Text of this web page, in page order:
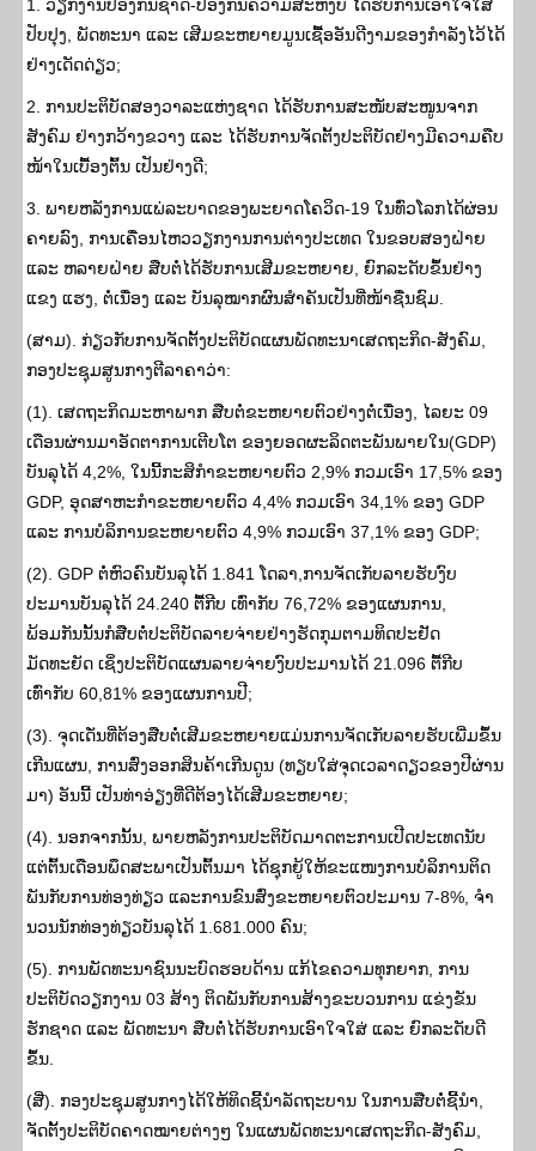
1. ວຽກງານປ້ອງກັນຊາດ-ປ້ອງກັນຄວາມສະຫງົບ ໄດ້ຮັບການເອົາໃຈໃສ່
ປັບປຸງ, ພັດທະນາ ແລະ ເສີມຂະຫຍາຍມູນເຊື້ອອັນດີງາມຂອງກໍາລັງໄວ້ໄດ້
ຢ່າງເດັດດ່ຽວ;
2. ການປະຕິບັດສອງວາລະແຫ່ງຊາດ ໄດ້ຮັບການສະໜັບສະໜູນຈາກ
ສັງຄົມ ຢ່າງກວ້າງຂວາງ ແລະ ໄດ້ຮັບການຈັດຕັ້ງປະຕິບັດຢ່າງມີຄວາມຄືບ
ໜ້າໃນເບື້ອງຕົ້ນ ເປັນຢ່າງດີ;
3. ພາຍຫລັງການແພ່ລະບາດຂອງພະຍາດໂຄວິດ-19 ໃນທົ່ວໂລກໄດ້ຜ່ອນ
ຄາຍລົງ, ການເຄື່ອນໄຫວວຽກງານການຕ່າງປະເທດ ໃນຂອບສອງຝ່າຍ
ແລະ ຫລາຍຝ່າຍ ສືບຕໍ່ໄດ້ຮັບການເສີມຂະຫຍາຍ, ຍົກລະດັບຂຶ້ນຢ່າງ
ແຂງ ແຮງ, ຕໍ່ເນື່ອງ ແລະ ບັນລຸໝາກຜົນສໍາຄັນເປັນທີ່ໜ້າຊື່ນຊົມ.
(ສາມ). ກ່ຽວກັບການຈັດຕັ້ງປະຕິບັດແຜນພັດທະນາເສດຖະກິດ-ສັງຄົມ,
ກອງປະຊຸມສູນກາງຕີລາຄາວ່າ:
(1). ເສດຖະກິດມະຫາພາກ ສືບຕໍ່ຂະຫຍາຍຕົວຢ່າງຕໍ່ເນື່ອງ, ໄລຍະ 09
ເດືອນຜ່ານມາອັດຕາການເຕີບໂຕ ຂອງຍອດຜະລິດຕະພັນພາຍໃນ(GDP)
ບັນລຸໄດ້ 4,2%, ໃນນີ້ກະສິກໍາຂະຫຍາຍຕົວ 2,9% ກວມເອົາ 17,5% ຂອງ
GDP, ອຸດສາຫະກໍາຂະຫຍາຍຕົວ 4,4% ກວມເອົາ 34,1% ຂອງ GDP
ແລະ ການບໍລິການຂະຫຍາຍຕົວ 4,9% ກວມເອົາ 37,1% ຂອງ GDP;
(2). GDP ຕໍ່ຫົວຄົນບັນລຸໄດ້ 1.841 ໂດລາ,ການຈັດເກັບລາຍຮັບງົບ
ປະມານບັນລຸໄດ້ 24.240 ຕື້ກີບ ເທົ່າກັບ 76,72% ຂອງແຜນການ,
ພ້ອມກັນນັ້ນກໍສືບຕໍ່ປະຕິບັດລາຍຈ່າຍຢ່າງຮັດກຸມຕາມທິດປະຢັດ
ມັດທະຍັດ ເຊິ່ງປະຕິບັດແຜນລາຍຈ່າຍງົບປະມານໄດ້ 21.096 ຕື້ກີບ
ເທົ່າກັບ 60,81% ຂອງແຜນການປີ;
(3). ຈຸດເດັ່ນທີ່ຕ້ອງສືບຕໍ່ເສີມຂະຫຍາຍແມ່ນການຈັດເກັບລາຍຮັບເພີ່ມຂຶ້ນ
ເກີນແຜນ, ການສົ່ງອອກສິນຄ້າເກີນດູນ (ທຽບໃສ່ຈຸດເວລາດຽວຂອງປີຜ່ານ
ມາ) ອັນນີ້ ເປັນທ່າອ່ຽງທີ່ດີຕ້ອງໄດ້ເສີມຂະຫຍາຍ;
(4). ນອກຈາກນັ້ນ, ພາຍຫລັງການປະຕິບັດມາດຕະການເປີດປະເທດນັບ
ແຕ່ຕົ້ນເດືອນພຶດສະພາເປັນຕົ້ນມາ ໄດ້ຊຸກຍູ້ໃຫ້ຂະແໜງການບໍລິການຕິດ
ພັນກັບການທ່ອງທ່ຽວ ແລະການຂົນສົ່ງຂະຫຍາຍຕົວປະມານ 7-8%, ຈໍາ
ນວນນັກທ່ອງທ່ຽວບັນລຸໄດ້ 1.681.000 ຄົນ;
(5). ການພັດທະນາຊົນນະບົດຮອບດ້ານ ແກ້ໄຂຄວາມທຸກຍາກ, ການ
ປະຕິບັດວຽກງານ 03 ສ້າງ ຕິດພັນກັບການສ້າງຂະບວນການ ແຂ່ງຂັນ
ຮັກຊາດ ແລະ ພັດທະນາ ສືບຕໍ່ໄດ້ຮັບການເອົາໃຈໃສ່ ແລະ ຍົກລະດັບດີ
ຂຶ້ນ.
(ສີ່). ກອງປະຊຸມສູນກາງໄດ້ໃຫ້ທິດຊີ້ນຳລັດຖະບານ ໃນການສືບຕໍ່ຊີ້ນຳ,
ຈັດຕັ້ງປະຕິບັດຄາດໝາຍຕ່າງໆ ໃນແຜນພັດທະນາເສດຖະກິດ-ສັງຄົມ,